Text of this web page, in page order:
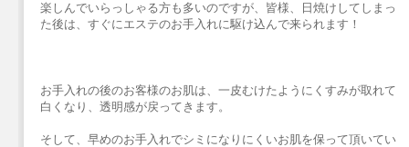
楽しんでいらっしゃる方も多いのですが、皆様、日焼けしてしまっ
た後は、すぐにエステのお手入れに駆け込んで来られます！
お手入れの後のお客様のお肌は、一皮むけたようにくすみが取れて
白くなり、透明感が戻ってきます。
そして、早めのお手入れでシミになりにくいお肌を保って頂いてい